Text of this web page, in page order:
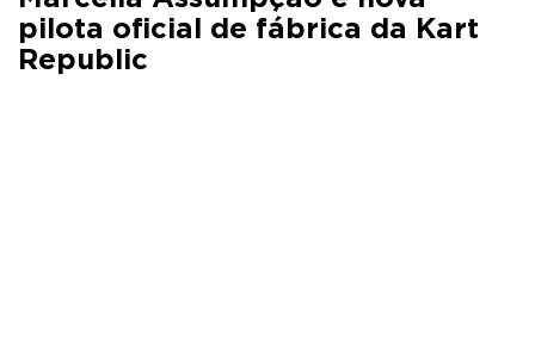
pilota oficial de fábrica da Kart
Republic